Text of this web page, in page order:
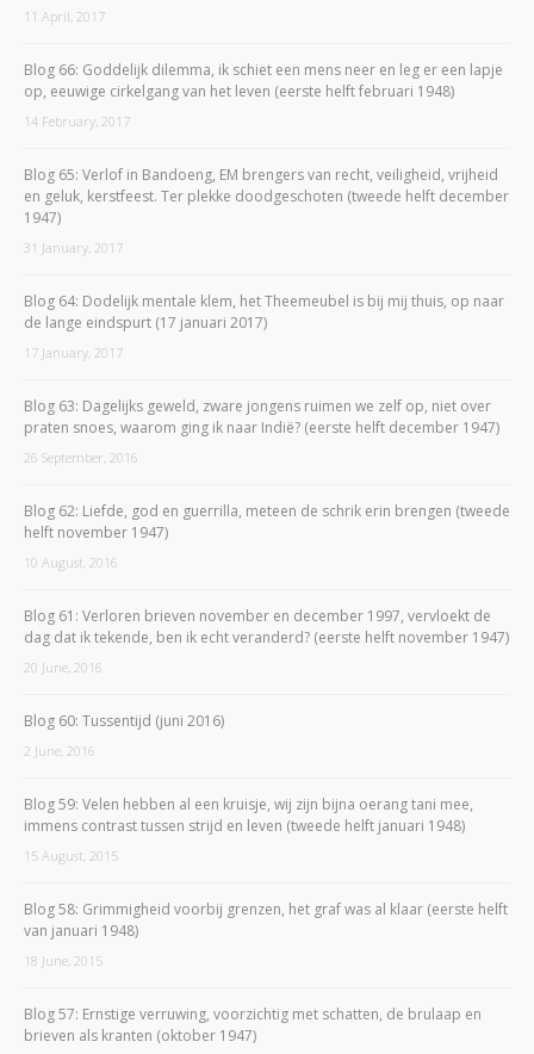
11 April, 2017
Blog 66: Goddelijk dilemma, ik schiet een mens neer en leg er een lapje
op, eeuwige cirkelgang van het leven (eerste helft februari 1948)
14 February, 2017
Blog 65: Verlof in Bandoeng, EM brengers van recht, veiligheid, vrijheid
en geluk, kerstfeest. Ter plekke doodgeschoten (tweede helft december
1947)
31 January, 2017
Blog 64: Dodelijk mentale klem, het Theemeubel is bij mij thuis, op naar
de lange eindspurt (17 januari 2017)
17 January, 2017
Blog 63: Dagelijks geweld, zware jongens ruimen we zelf op, niet over
praten snoes, waarom ging ik naar Indië? (eerste helft december 1947)
26 September, 2016
Blog 62: Liefde, god en guerrilla, meteen de schrik erin brengen (tweede
helft november 1947)
10 August, 2016
Blog 61: Verloren brieven november en december 1997, vervloekt de
dag dat ik tekende, ben ik echt veranderd? (eerste helft november 1947)
20 June, 2016
Blog 60: Tussentijd (juni 2016)
2 June, 2016
Blog 59: Velen hebben al een kruisje, wij zijn bijna oerang tani mee,
immens contrast tussen strijd en leven (tweede helft januari 1948)
15 August, 2015
Blog 58: Grimmigheid voorbij grenzen, het graf was al klaar (eerste helft
van januari 1948)
18 June, 2015
Blog 57: Ernstige verruwing, voorzichtig met schatten, de brulaap en
brieven als kranten (oktober 1947)